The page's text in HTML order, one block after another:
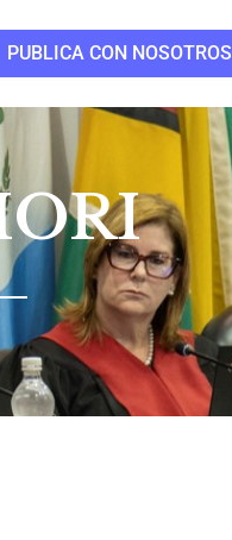
PUBLICA CON NOSOTROS